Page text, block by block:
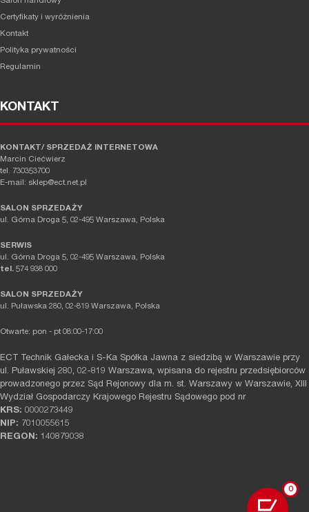
0
Certyfikaty i wyróżnienia
Kontakt
Polityka prywatności
Regulamin
KONTAKT
KONTAKT/ SPRZEDAŻ INTERNETOWA
Marcin Ciećwierz
tel. 730353700
E-mail: sklep@ect.net.pl
SALON SPRZEDAŻY
ul. Górna Droga 5, 02-495 Warszawa, Polska
SERWIS
ul. Górna Droga 5, 02-495 Warszawa, Polska
tel. 574 938 000
SALON SPRZEDAŻY
ul. Puławska 280, 02-819 Warszawa, Polska
Otwarte: pon - pt 08:00-17:00
ECT Technik Gałecka i S-Ka Spółka Jawna z siedzibą w Warszawie przy
ul. Puławskiej 280, 02-819 Warszawa, wpisana do rejestru przedsiębiorców
prowadzonego przez Sąd Rejonowy dla m. st. Warszawy w Warszawie, XIII
Wydział Gospodarczy Krajowego Rejestru Sądowego pod nr
KRS: 0000273449
NIP: 7010055615
REGON: 140879038